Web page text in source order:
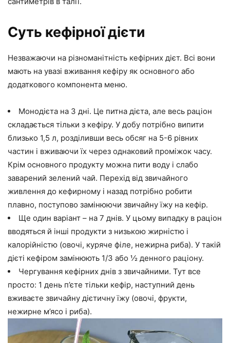
Суть кефірної дієти
Незважаючи на різноманітність кефірних дієт. Всі вони
мають на увазі вживання кефіру як основного або
додаткового компонента меню.
Монодієта на 3 дні. Це питна дієта, але весь раціон
складається тільки з кефіру. У добу потрібно випити
близько 1,5 л, розділивши весь обсяг на 5-6 рівних
частин і вживаючи їх через однаковий проміжок часу.
Крім основного продукту можна пити воду і слабо
заварений зелений чай. Перехід від звичайного
живлення до кефирному і назад потрібно робити
плавно, поступово замінюючи звичайну їжу на кефір.
Ще один варіант – на 7 днів. У цьому випадку в раціон
вводяться й інші продукти з низькою жирністю і
калорійністю (овочі, куряче філе, нежирна риба). У такій
дієті кефіром замінюють 1/3 або ½ денного раціону.
Чергування кефірних днів з звичайними. Тут все
просто: 1 день п’єте тільки кефір, наступний день
вживаєте звичайну дієтичну їжу (овочі, фрукти,
нежирне м’ясо і риба).